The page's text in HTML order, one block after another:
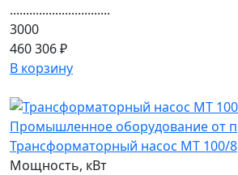
...............................
3000
460 306 ₽
В корзину
Трансформаторный насос МТ 100/8
Мощность, кВт